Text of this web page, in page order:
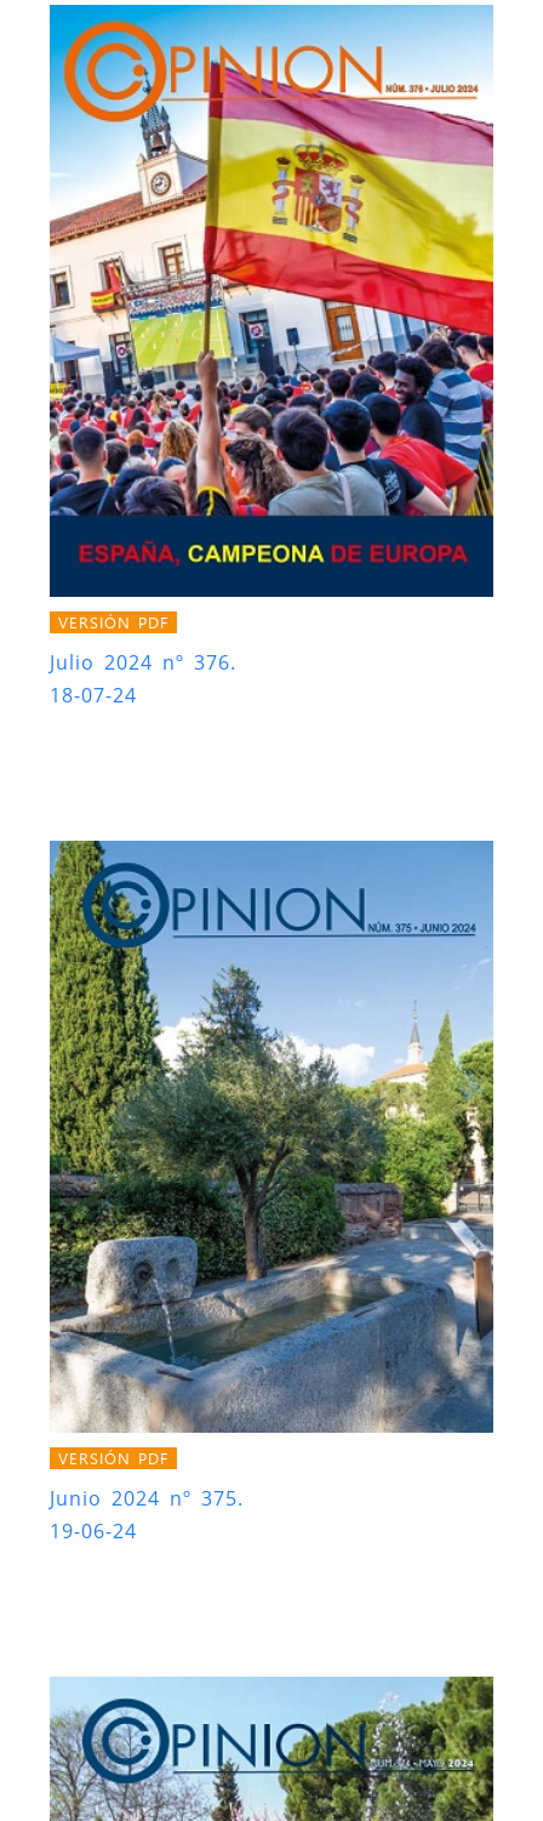
VERSIÓN PDF
Julio 2024 nº 376.
18-07-24
VERSIÓN PDF
Junio 2024 nº 375.
19-06-24